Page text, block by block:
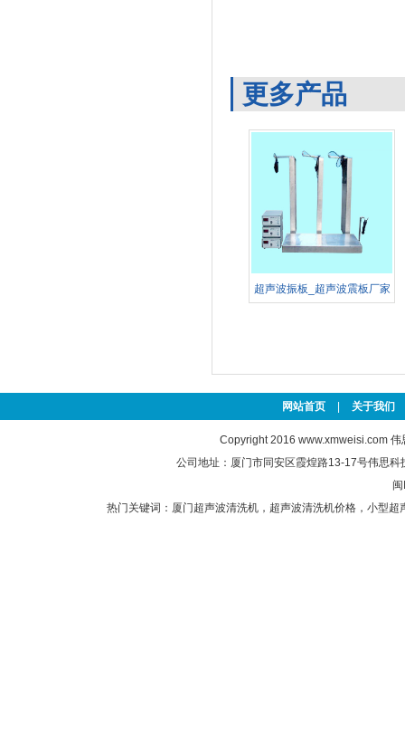
更多产品
超声波振板_超声波震板厂家
网站首页 关于我们
Copyright 2016 www.xmweisi.com伟
公司地址：厦门市同安区霞煌路13-17号伟思
热门关键词： 厦门超声波清洗机 ， 超声波清洗机价格 ， 小型超